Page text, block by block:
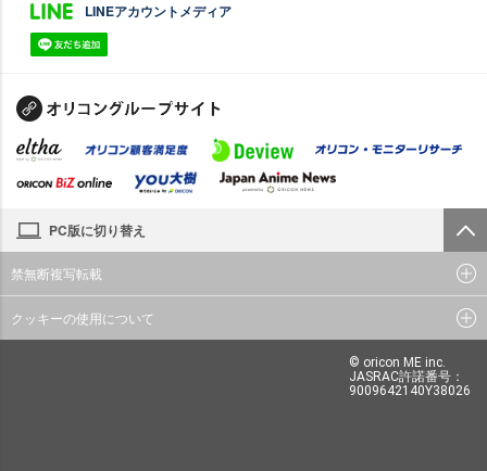
LINEアカウントメディア
PC版に切り替え
禁無断複写転載
クッキーの使用について
© oricon ME inc.
JASRAC許諾番号：
9009642140Y38026